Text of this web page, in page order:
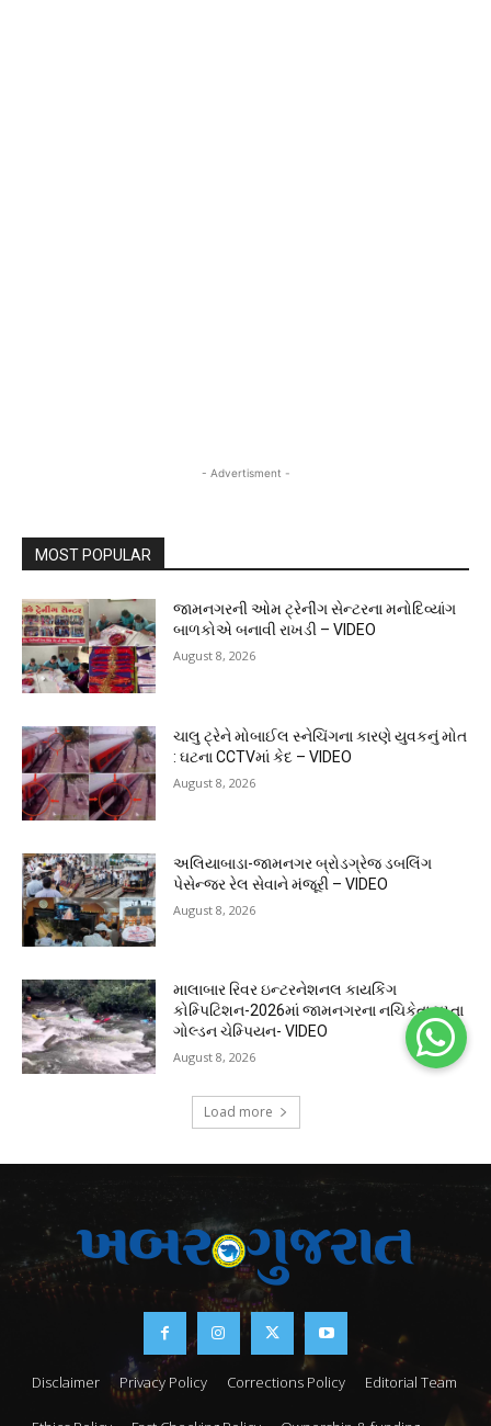
- Advertisment -
MOST POPULAR
જામનગરની ઓમ ટ્રેનીંગ સેન્ટરના મનોદિવ્યાંગ
બાળકોએ બનાવી રાખડી – VIDEO
August 8, 2026
ચાલુ ટ્રેને મોબાઈલ સ્નેચિંગના કારણે યુવકનું મોત
: ઘટના CCTVમાં કેદ – VIDEO
August 8, 2026
અલિયાબાડા-જામનગર બ્રોડગ્રેજ ડબલિંગ
પેસેન્જર રેલ સેવાને મંજૂરી – VIDEO
August 8, 2026
માલાબાર રિવર ઇન્ટરનેશનલ કાયકિંગ
કોમ્પિટિશન-2026માં જામનગરના નચિકેતા ગુપ્તા
ગોલ્ડન ચેમ્પિયન- VIDEO
August 8, 2026
Load more
Disclaimer Privacy Policy Corrections Policy Editorial Team